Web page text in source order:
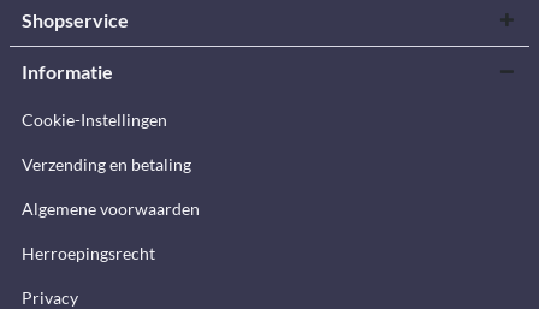
Shopservice
Informatie
Cookie-Instellingen
Verzending en betaling
Algemene voorwaarden
Herroepingsrecht
Privacy